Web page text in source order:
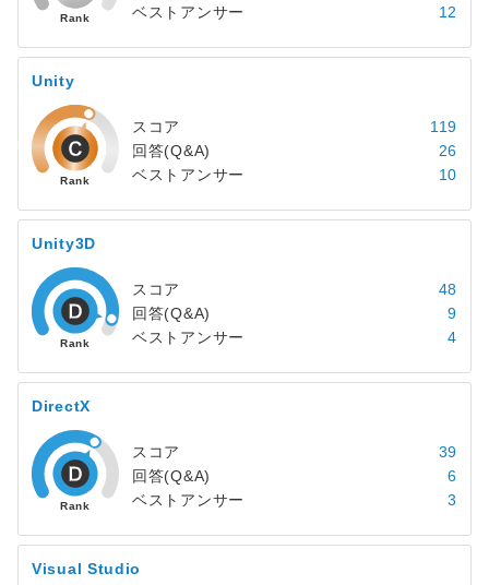
ベストアンサー
12
Unity
スコア
119
回答(Q&A)
26
ベストアンサー
10
Unity3D
スコア
48
回答(Q&A)
9
ベストアンサー
4
DirectX
スコア
39
回答(Q&A)
6
ベストアンサー
3
Visual Studio